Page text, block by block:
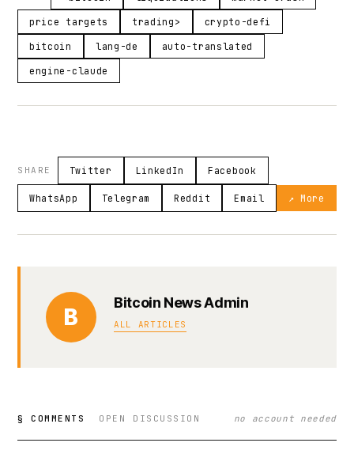
price targets trading> crypto-defi
bitcoin lang-de auto-translated
engine-claude
SHARE Twitter LinkedIn Facebook
WhatsApp Telegram Reddit Email ↗ More
B
Bitcoin News Admin
ALL ARTICLES
§ COMMENTS OPEN DISCUSSION no account needed